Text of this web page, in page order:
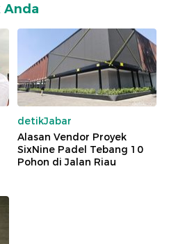
Anda
detikJabar
Alasan Vendor Proyek
SixNine Padel Tebang 10
Pohon di Jalan Riau